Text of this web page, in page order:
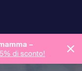
–
di sconto!